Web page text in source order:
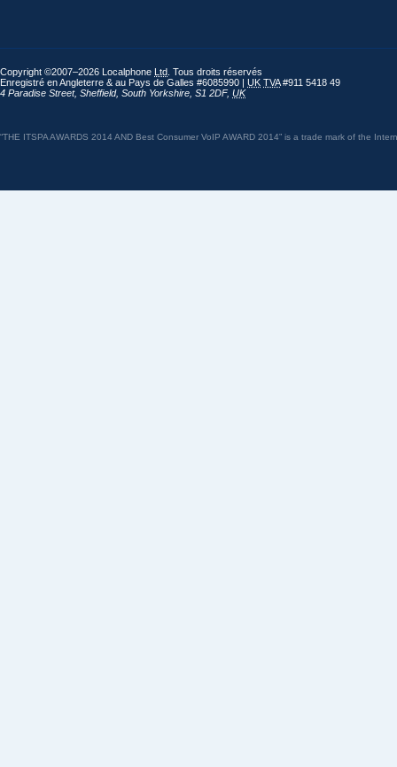
Copyright ©2007–2026 Localphone Ltd . Tous droits réservés
Enregistré en Angleterre & au Pays de Galles #6085990 | UK TVA#911 5418 49
4 Paradise Street, Sheffield, South Yorkshire S1 2DF, UK
“THE ITSPA AWARDS 2014 AND Best Consumer VoIP AWARD 2014” is a trade mark of the